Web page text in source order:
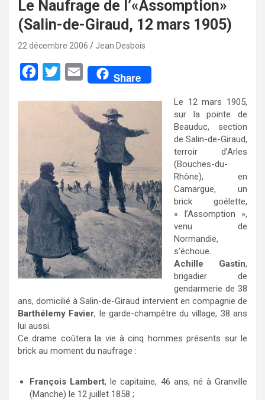
Le Naufrage de l’«Assomption»
(Salin-de-Giraud, 12 mars 1905)
22 décembre 2006 Jean Desbois
o
o
k
e
r
E
i
Share
Le 12 mars 1905,
sur la pointe de
Beauduc, section
de Salin-de-Giraud,
terroir d’Arles
(Bouches-du-
Rhône), en
Camargue, un
brick goélette,
« l’Assomption »,
venu de
Normandie,
s’échoue.
Achille Gastin,
brigadier de
gendarmerie de 38
ans, domicilié à Salin-de-Giraud intervient en compagnie de
Barthélemy Favier, le garde-champêtre du village, 38 ans
lui aussi.
Ce drame coûtera la vie à cinq hommes présents sur le
brick au moment du naufrage :
François Lambert, le capitaine, 46 ans, né à Granville
(Manche) le 12 juillet 1858 ;